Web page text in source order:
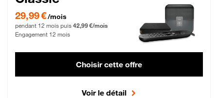
29,99 € par mois pendant 12 mois puis 42,99 € par mois, Engagement 12 mois
29,99 €/mois
pendant 12 mois puis 42,99 €/mois
Engagement 12 mois
Choisir cette offre
Voir le détail